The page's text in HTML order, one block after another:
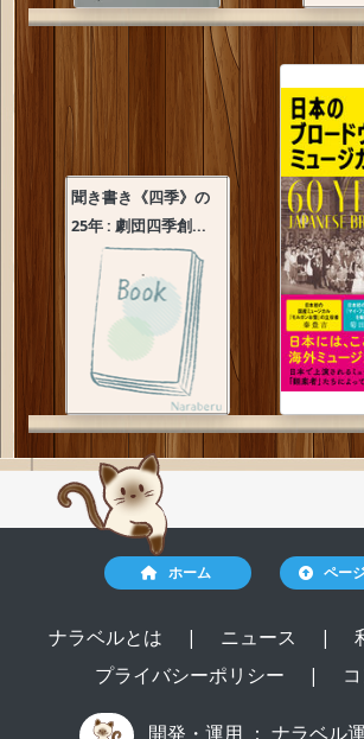
聞き書き《四季》の
25年 : 劇団四季創...
ホーム ペー
ナラベルとは | ニュース |
プライバシーポリシー
|
開発・運用 ： ナラベル